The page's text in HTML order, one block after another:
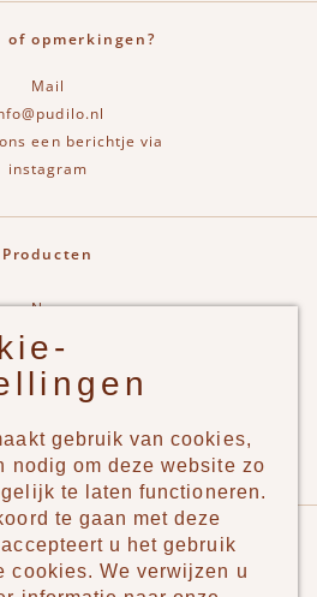
of opmerkingen?
Mail
een berichtje via
instagram
Producten
New
Jongens
Meisjes
Merken
Pudilo
gebruik van cookies,
nodig om deze website zo
te laten functioneren.
te gaan met deze
u het gebruik
cookies. We verwijzen u